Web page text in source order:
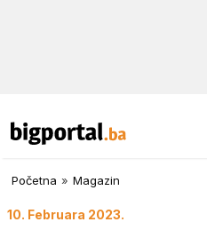
Početna » Magazin
10. Februara 2023.